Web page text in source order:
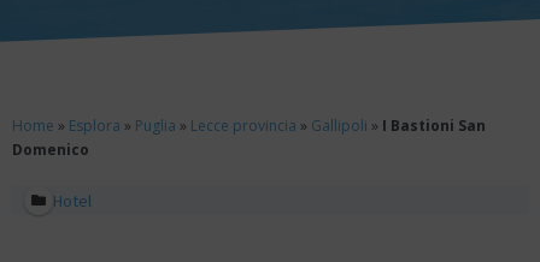
Home » Esplora » Puglia » Lecce provincia » Gallipoli » I Bastioni San
Domenico
Hotel